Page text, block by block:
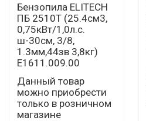
Бензопила ELITECH
ПБ 2510Т (25.4см3,
0,75кВт/1,0л.с.
ш-30см, 3/8,
1.3мм,44зв 3,8кг)
E1611.009.00
Данный товар
можно приобрести
только в розничном
магазине